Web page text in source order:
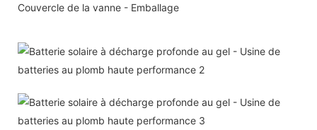
Couvercle de la vanne - Emballage